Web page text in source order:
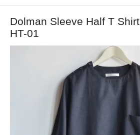
Dolman Sleeve Half T Shirt
HT-01